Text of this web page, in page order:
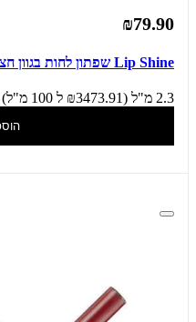
₪79.90
Lip Shine שפתון לחות בגוון חצי שקוף
2.3 מ"ל (₪3473.91 ל 100 מ"ל)